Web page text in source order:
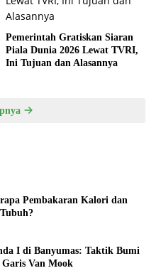
Pemerintah Gratiskan Siaran
Piala Dunia 2026 Lewat TVRI,
Ini Tujuan dan Alasannya
Pembakaran Kalori dan
I di Banyumas: Taktik Bumi
Van Mook